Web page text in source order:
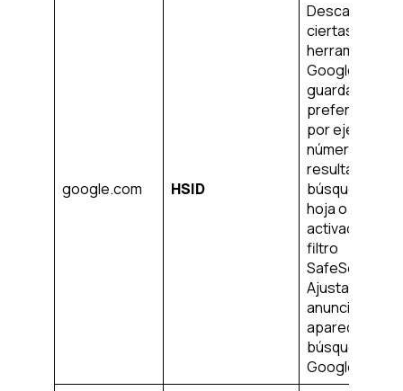
google.com HSID
Descargar
ciertas
herramientas
Google y
guardar
preferencias,
por ejemplo,
número de
resultados de
búsqueda por
hoja o la
activación del
filtro
SafeSearch.
Ajusta los
anuncios que
aparecen en
búsqueda de
Google.